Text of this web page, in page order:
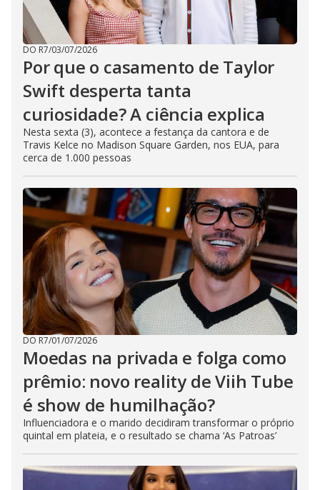
DO R7/03/07/2026
Por que o casamento de Taylor
Swift desperta tanta
curiosidade? A ciência explica
Nesta sexta (3), acontece a festança da cantora e de
Travis Kelce no Madison Square Garden, nos EUA, para
cerca de 1.000 pessoas
DO R7/01/07/2026
Moedas na privada e folga como
prêmio: novo reality de Viih Tube
é show de humilhação?
Influenciadora e o marido decidiram transformar o próprio
quintal em plateia, e o resultado se chama ‘As Patroas’